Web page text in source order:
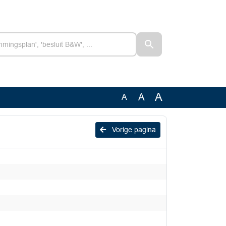
A A A
Vorige pagina